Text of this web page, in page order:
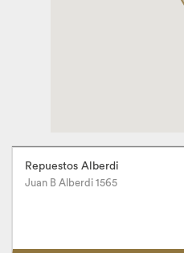
Repuestos Alberdi
Juan B Alberdi 1565